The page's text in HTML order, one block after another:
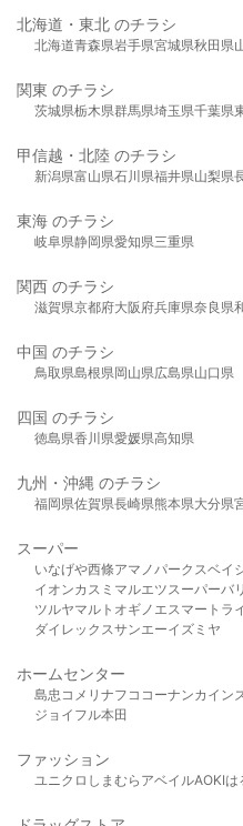
北海道・東北 のチラシ
北海道青森県岩手県宮城県秋田県
関東 のチラシ
茨城県栃木県群馬県埼玉県千葉県
甲信越・北陸 のチラシ
新潟県富山県石川県福井県山梨県
東海 のチラシ
岐阜県静岡県愛知県三重県
関西 のチラシ
滋賀県京都府大阪府兵庫県奈良県
中国 のチラシ
鳥取県島根県岡山県広島県山口県
四国 のチラシ
徳島県香川県愛媛県高知県
九州・沖縄 のチラシ
福岡県佐賀県長崎県熊本県大分県
スーパー
いなげや西條アマノパークスベイ
イオンカスミ マルエツスーパーバ
ツルヤマルト オギノ エスマート ラ
ダイレックスサンエーイズミヤ
ホームセンター
島忠 コメリ ナフコ コーナンカイン
ジョイフル本田
ファッション
ユニクロ しまむら アベイルAOKIは